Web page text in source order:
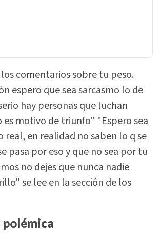
comentarios sobre tu peso.
espero que sea sarcasmo lo de
hay personas que luchan
es motivo de triunfo" "Espero sea
real, en realidad no saben lo q se
pasa por eso y que no sea por tu
no dejes que nunca nadie
se lee en la sección de los
polémica